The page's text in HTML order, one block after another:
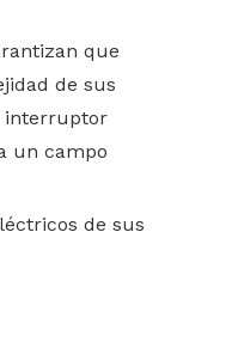
que
de sus
interruptor
un campo
de sus